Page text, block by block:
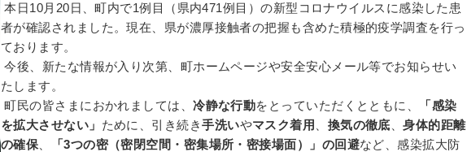
本日10月20日、町内で1例目（県内471例目）の新型コロナウイルスに感染した患
者が確認されました。現在、県が濃厚接触者の把握も含めた積極的疫学調査を行っ
ております。
今後、新たな情報が入り次第、町ホームページや安全安心メール等でお知らせい
たします。
町民の皆さまにおかれましては、冷静な行動をとっていただくとともに、
「感染
を拡大させない」 ために、引き続き手洗いやマスク着用 換気の徹底 、身体的距離
の確保
「3つの密（密閉空間・密集場所・密接場面）」の回避など、感染拡大防